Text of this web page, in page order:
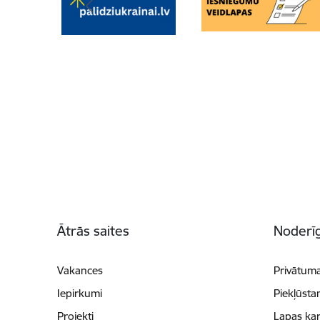
Ātrās saites
Vakances
Iepirkumi
Projekti
Lapas